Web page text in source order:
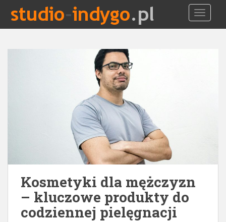
i
Kosmetyki dla mężczyzn
– kluczowe produkty do
codziennej pielęgnacji